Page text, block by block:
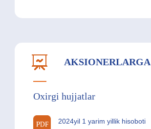
AKSIONERLARGA
Oxirgi hujjatlar
2024yil 1 yarim yillik hisoboti